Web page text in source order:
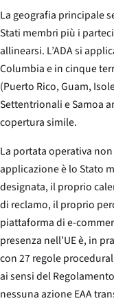
La geografia principale
Stati membri più i
allinearsi. L’ADA si
Columbia e in cinque
(Puerto Rico, Guam,
Settentrionali e Samoa
copertura simile.
La portata operativa
applicazione è lo Stato
designata, il proprio
di reclamo, il proprio
piattaforma di e-
presenza nell’UE è, in
con 27 regole
ai sensi del
nessuna azione EAA